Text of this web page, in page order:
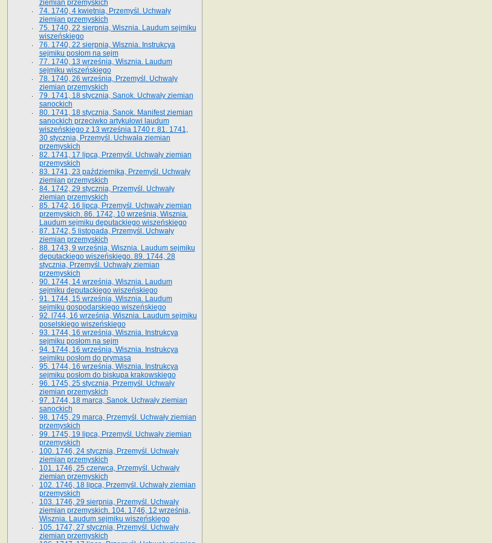
ziemian przemyskich
74. 1740, 4 kwietnia, Przemyśl. Uchwały
ziemian przemyskich
75. 1740, 22 sierpnia, Wisznia. Laudum sejmiku
wiszeńskiego
76. 1740, 22 sierpnia, Wisznia. Instrukcya
sejmiku posłom na sejm
77. 1740, 13 września, Wisznia. Laudum
sejmiku wiszeńskiego
78. 1740, 26 września, Przemyśl. Uchwały
ziemian przemyskich
79. 1741, 18 stycznia, Sanok. Uchwały ziemian
sanockich
80. 1741, 18 stycznia, Sanok. Manifest ziemian
sanockich przeciwko artykułowi laudum
wiszeńskiego z 13 wrze­śnia 1740 r. 81. 1741,
30 stycznia, Przemyśl. Uchwała ziemian
przemyskich
82. 1741, 17 lipca, Przemyśl. Uchwały ziemian
przemyskich
83. 1741, 23 października, Przemyśl. Uchwały
ziemian przemyskich
84. 1742, 29 stycznia, Przemyśl. Uchwały
ziemian przemyskich
85. 1742, 16 lipca, Przemyśl. Uchwały ziemian
przemyskich. 86. 1742, 10 września, Wisznia.
Laudum sejmiku deputackiego wiszeńskiego
87. 1742, 5 listopada, Przemyśl. Uchwały
ziemian przemyskich
88. 1743, 9 września, Wisznia. Laudum sejmiku
deputackiego wiszeńskiego. 89. 1744, 28
stycznia, Przemyśl. Uchwały ziemian
przemyskich
90. 1744, 14 września, Wisznia. Laudum
sejmiku deputackiego wiszeńskiego
91. 1744, 15 września, Wisznia. Laudum
sejmiku gospodarskiego wiszeńskiego
92. l744, 16 września, Wisznia. Laudum sejmiku
poselskiego wiszeńskiego
93. 1744, 16 września, Wisznia. Instrukcya
sejmiku posłom na sejm
94. 1744, 16 września, Wisznia. Instrukcya
sejmiku posłom do prymasa
95. 1744, 16 września, Wisznia. Instrukcya
sejmiku posłom do biskupa krakowskiego
96. 1745, 25 stycznia, Przemyśl. Uchwały
ziemian przemyskich
97. 1744, 18 marca, Sanok. Uchwały ziemian
sanockich
98. 1745, 29 marca, Przemyśl. Uchwały ziemian
przemyskich
99. 1745, 19 lipca, Przemyśl. Uchwały ziemian
przemyskich
100. 1746, 24 stycznia, Przemyśl. Uchwały
ziemian przemyskich
101. 1746, 25 czerwca, Przemyśl. Uchwały
ziemian przemyskich
102. 1746, 18 lipca, Przemyśl. Uchwały ziemian
przemyskich
103. 1746, 29 sierpnia, Przemyśl. Uchwały
ziemian przemyskich. 104. 1746, 12 września,
Wisznia. Laudum sejmiku wiszeńskiego
105. 1747, 27 stycznia, Przemyśl. Uchwały
ziemian przemyskich